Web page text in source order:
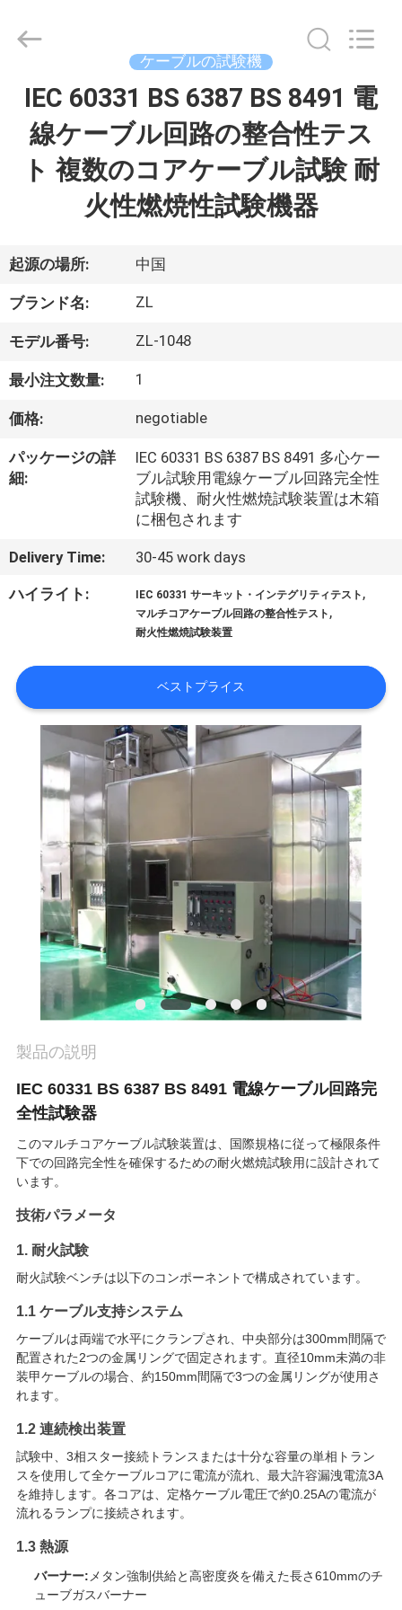
ク
ト
ビ
デ
つ
て
私
達
に
連
絡
し
な
さ
い
ニ
ュ
ー
ス
Dongguan
Zhongli
Reserved.
ケーブルの試験機
IEC 60331 BS 6387 BS 8491 電
線ケーブル回路の整合性テス
ト 複数のコアケーブル試験 耐
火性燃焼性試験機器
起源の場所: 中国
ブランド名: ZL
モデル番号: ZL-1048
最小注文数量: 1
価格: negotiable
パッケージの詳
細:
IEC 60331 BS 6387 BS 8491 多心ケー
ブル試験用電線ケーブル回路完全性
試験機、耐火性燃焼試験装置は木箱
に梱包されます
Delivery Time: 30-45 work days
ハイライト: IEC 60331 サーキット・インテグリティテスト ,
マルチコアケーブル回路の整合性テスト ,
耐火性燃焼試験装置
ベストプライス
製品の説明
IEC 60331 BS 6387 BS 8491 電線ケーブル回路完
全性試験器
このマルチコアケーブル試験装置は、国際規格に従って極限条件
下での回路完全性を確保するための耐火燃焼試験用に設計されて
います。
技術パラメータ
1. 耐火試験
耐火試験ベンチは以下のコンポーネントで構成されています。
1.1 ケーブル支持システム
ケーブルは両端で水平にクランプされ、中央部分は300mm間隔で
配置された2つの金属リングで固定されます。直径10mm未満の非
装甲ケーブルの場合、約150mm間隔で3つの金属リングが使用さ
れます。
1.2 連続検出装置
試験中、3相スター接続トランスまたは十分な容量の単相トラン
スを使用して全ケーブルコアに電流が流れ、最大許容漏洩電流3A
を維持します。各コアは、定格ケーブル電圧で約0.25Aの電流が
流れるランプに接続されます。
1.3 熱源
バーナー:メタン強制供給と高密度炎を備えた長さ610mmのチ
ューブガスバーナー